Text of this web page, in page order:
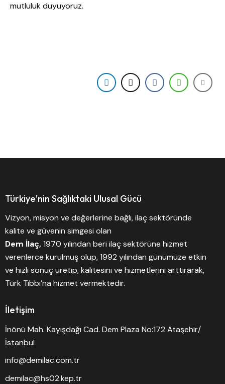
mutluluk duyuyoruz.
Türkiye'nin Sağlıktaki Ulusal Gücü
Vizyon, misyon ve değerlerine bağlı, ilaç sektöründe
kalite ve güvenin simgesi olan
Dem İlaç,1970 yılından beri ilaç sektörüne hizmet
verenlerce kurulmuş olup, 1992 yılından günümüze etkin
ve hızlı sonuç üretip, kalitesini ve hizmetlerini arttırarak,
Türk Tıbbı’na hizmet vermektedir.
İletişim
İnönü Mah. Kayışdağı Cad. Dem Plaza No:172 Ataşehir/
İstanbul
info@demilac.com.tr
demilac@hs02.kep.tr